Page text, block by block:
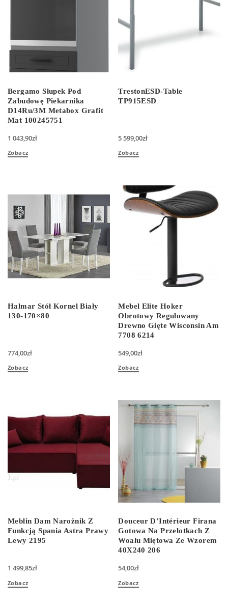
Bergamo Słupek Pod
Zabudowę Piekarnika
D14Ru/3M Metabox Grafit
Mat 100245751
1 043,90zł
Zobacz
TrestonESD-Table
TP915ESD
5 599,00zł
Zobacz
Halmar Stół Kornel Biały
130-170×80
774,00zł
Zobacz
Mebel Elite Hoker
Obrotowy Regulowany
Drewno Gięte Wisconsin Am
7708 6214
549,00zł
Zobacz
Meblin Dam Narożnik Z
Funkcją Spania Astra Prawy
Lewy 2195
1 499,85zł
Zobacz
Douceur D’Intérieur Firana
Gotowa Na Przelotkach Z
Woalu Miętowa Ze Wzorem
40X240 206
54,00zł
Zobacz